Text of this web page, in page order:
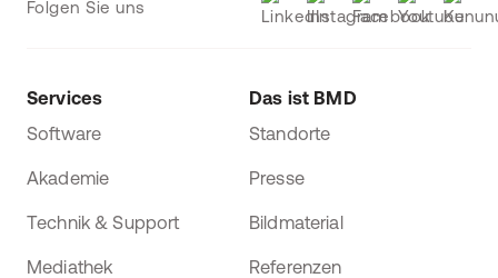
Folgen Sie uns
Services
Software
Akademie
Technik & Support
Mediathek
Das ist BMD
Standorte
Presse
Bildmaterial
Referenzen